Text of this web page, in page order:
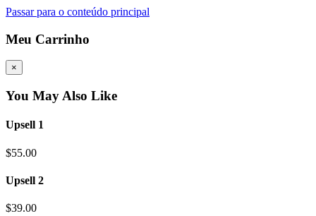
Passar para o conteúdo principal
Meu Carrinho
×
You May Also Like
Upsell 1
$55.00
Upsell 2
$39.00